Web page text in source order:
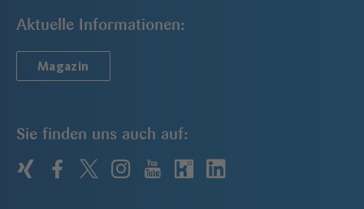
Aktuelle Informationen:
Magazin
Sie finden uns auch auf:
xingfacebook
twitter
instagram
youtube
kununulinkedin